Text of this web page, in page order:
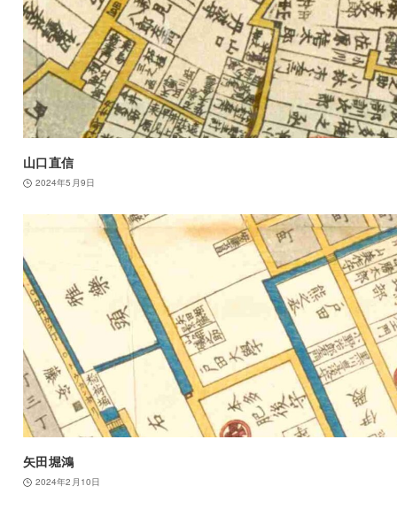
山口直信
2024年5月9日
矢田堀鴻
2024年2月10日